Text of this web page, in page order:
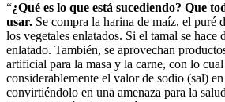
“¿Qué es lo que está sucediendo? Que
usar. Se compra la harina de maíz, el puré
los vegetales enlatados. Si el tamal se
enlatado. También, se aprovechan
artificial para la masa y la carne, con lo cual
considerablemente el valor de sodio (sal)
convirtiéndolo en una amenaza para la